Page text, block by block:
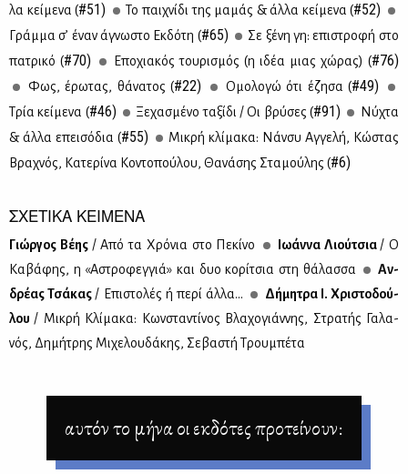
λα κεί­με­να (#51) Το παι­χνί­δι της μα­μάς & άλ­λα κεί­με­να (#52)
Γράμ­μα σ’ έναν άγνω­στο Εκ­δό­τη (#65)
Σε ξέ­νη γη: επι­στρο­φή στο
πα­τρι­κό (#70) Επο­χια­κός του­ρι­σμός (η ιδέα μιας χώ­ρας) (#76)
Φως, έρω­τας, θά­να­τος (#22) Ομο­λο­γώ ότι έζη­σα (#49)
Τρία κεί­με­να (#46) Ξε­χα­σμέ­νο τα­ξί­δι / Οι βρύ­σες (#91)
Νύ­χτα
& άλ­λα επει­σό­δια (#55)
Μι­κρή κλί­μα­κα: Νάν­συ Αγ­γε­λή, Κώ­στας
Βρα­χνός, Κα­τε­ρί­να Κο­ντο­πού­λου, Θα­νά­σης Στα­μού­λης (#6)
ΣΧΕΤΙΚΑ ΚΕΙΜΕΝΑ
Γιώρ­γος Βέ­ης / Από τα Χρό­νια στο Πε­κί­νο Ιω­άν­να Λιού­τσια/ Ο
Κα­βά­φης, η «Αστρο­φεγ­γιά» και δυο κο­ρί­τσια στη θά­λασ­σα
Αν­
δρέ­ας Τσά­κας/ Επι­στο­λές ή πε­ρί άλ­λα...
Δή­μη­τρα Ι. Χρι­στο­δού­
λου/ Μι­κρή Κλί­μα­κα: Κων­στα­ντί­νος Βλα­χο­γιάν­νης, Στρα­τής Γα­λα­
νός, Δη­μή­τρης Μι­χε­λου­δά­κης, Σε­βα­στή Τρου­μπέ­τα
αυτόν το μήνα οι εκδότες προτείνουν: